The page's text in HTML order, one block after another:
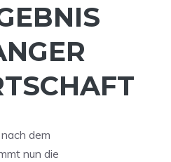
dem
nun die